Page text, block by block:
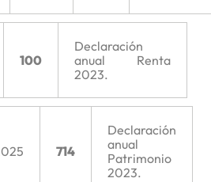
100
Declaración
anual Renta
2023.
714
Declaración
anual
Patrimonio
2023.